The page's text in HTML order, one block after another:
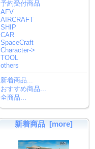
予約受付商品
AFV
AIRCRAFT
SHIP
CAR
SpaceCraft
Character->
TOOL
others
新着商品...
おすすめ商品...
全商品...
新着商品 [more]